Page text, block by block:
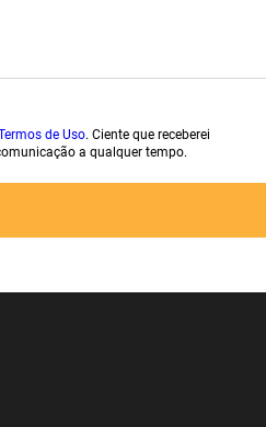
de Uso. Ciente que receberei
a qualquer tempo.